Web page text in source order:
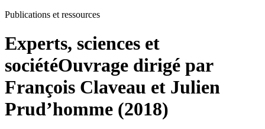
Publications et ressources
Experts, sciences et
sociétéOuvrage dirigé par
François Claveau et Julien
Prud’homme (2018)